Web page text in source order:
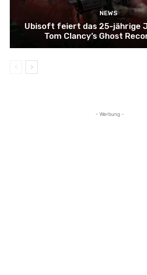
NEWS
Ubisoft feiert das 25-jährige
Tom Clancy’s Ghost
- Werbung -